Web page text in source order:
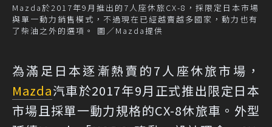
Mazda於2017年9月推出的7人座休旅CX-8，採限定日本市場
與單一動力銷售模式，不過現在已經越賣越多國家，動力也有
了柴油之外的選項。 圖／Mazda提供
為滿足日本逐漸熱賣的7人座休旅市場，
Mazda汽車於2017年9月正式推出限定日本
市場且採單一動力規格的CX-8休旅車。外型